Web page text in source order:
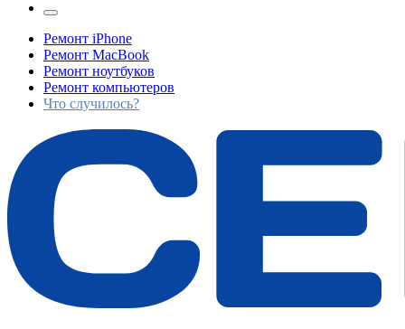
Ремонт iPhone
Ремонт MacBook
Ремонт ноутбуков
Ремонт компьютеров
Что случилось?